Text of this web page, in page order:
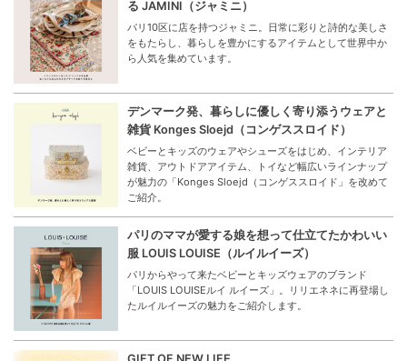
る JAMINI（ジャミニ）
パリ10区に店を持つジャミニ。日常に彩りと詩的な美しさ
をもたらし、暮らしを豊かにするアイテムとして世界中か
ら人気を集めています。
デンマーク発、暮らしに優しく寄り添うウェアと
雑貨 Konges Sloejd（コンゲススロイド）
ベビーとキッズのウェアやシューズをはじめ、インテリア
雑貨、アウトドアアイテム、トイなど幅広いラインナップ
が魅力の「Konges Sloejd（コンゲススロイド」を改めて
ご紹介。
パリのママが愛する娘を想って仕立てたかわいい
服 LOUIS LOUISE（ルイルイーズ）
パリからやって来たベビーとキッズウェアのブランド
「LOUIS LOUISEルイ ルイーズ」。リリエネネに再登場し
たルイルイーズの魅力をご紹介します。